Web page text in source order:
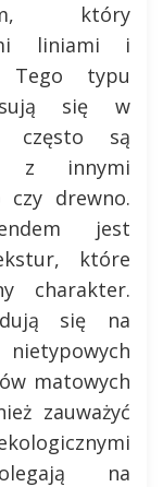
który
liniami i
Tego typu
się w
często są
z innymi
czy drewno.
jest
które
charakter.
się na
matowych
zauważyć
na